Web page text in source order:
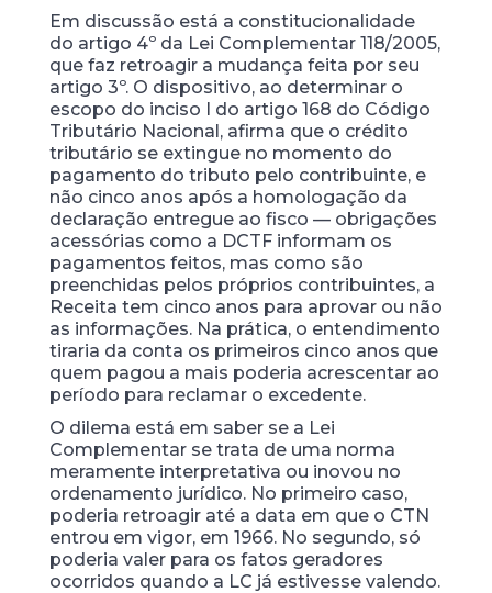
Em discussão está a constitucionalidade
do artigo 4º da Lei Complementar 118/2005,
que faz retroagir a mudança feita por seu
artigo 3º. O dispositivo, ao determinar o
escopo do inciso I do artigo 168 do Código
Tributário Nacional, afirma que o crédito
tributário se extingue no momento do
pagamento do tributo pelo contribuinte, e
não cinco anos após a homologação da
declaração entregue ao fisco — obrigações
acessórias como a DCTF informam os
pagamentos feitos, mas como são
preenchidas pelos próprios contribuintes, a
Receita tem cinco anos para aprovar ou não
as informações. Na prática, o entendimento
tiraria da conta os primeiros cinco anos que
quem pagou a mais poderia acrescentar ao
período para reclamar o excedente.
O dilema está em saber se a Lei
Complementar se trata de uma norma
meramente interpretativa ou inovou no
ordenamento jurídico. No primeiro caso,
poderia retroagir até a data em que o CTN
entrou em vigor, em 1966. No segundo, só
poderia valer para os fatos geradores
ocorridos quando a LC já estivesse valendo.